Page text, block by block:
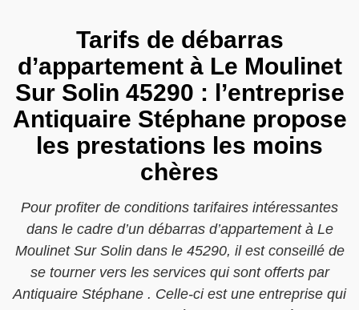
Tarifs de débarras
d’appartement à Le Moulinet
Sur Solin 45290 : l’entreprise
Antiquaire Stéphane propose
les prestations les moins
chères
Pour profiter de conditions tarifaires intéressantes
dans le cadre d’un débarras d’appartement à Le
Moulinet Sur Solin dans le 45290, il est conseillé de
se tourner vers les services qui sont offerts par
Antiquaire Stéphane . Celle-ci est une entreprise qui